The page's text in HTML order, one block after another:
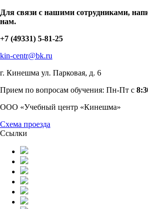
Для связи с нашими сотрудниками,
нам.
+7 (49331) 5-81-25
kin-centr@bk.ru
г. Кинешма ул. Парковая, д. 6
Прием по вопросам обучения: Пн-Пт с
ООО «Учебный центр «Кинешма»
Схема проезда
Ссылки